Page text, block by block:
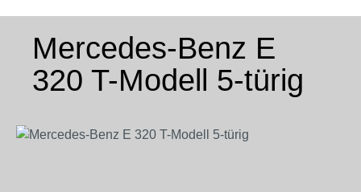
Mercedes-Benz E
320 T-Modell 5-türig
Bildergalerie überspringen